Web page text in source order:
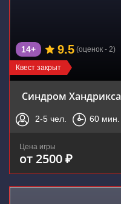
Квест закрыт
14+ 9.5 (оценок - 2)
Синдром Хандрикса
2-5 чел. 60 мин.
Цена игры
от 2500 ₽